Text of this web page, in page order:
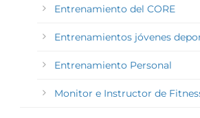
Entrenamiento del CORE
Entrenamientos jóvenes
Entrenamiento Personal
Monitor e Instructor de